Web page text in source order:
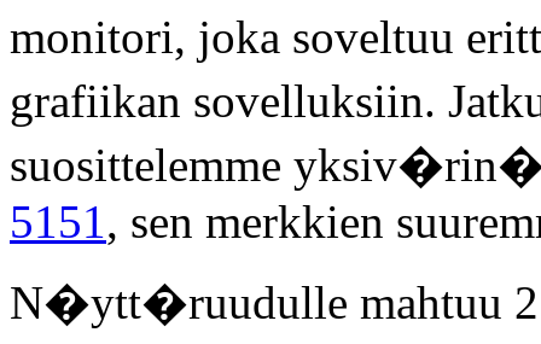
monitori, joka soveltuu
grafiikan sovelluksiin.
suosittelemme
5151, sen merkkien
N�ytt�ruudulle mahtuu